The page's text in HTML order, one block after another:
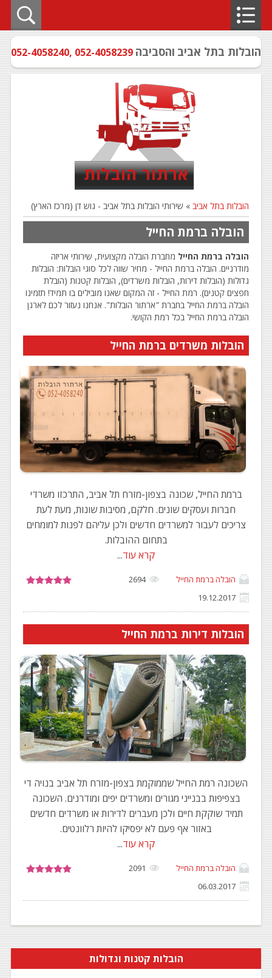
הובלות בתל אביב והסביבה 052-4058239
,
052-4058240
ארתור הובלות
הובלות בתל אביב » שירותי הובלות בתל אביב - גוש דן (מרכז הארץ)
הובלה ברמת החייל
הובלה ברמת החייל מחברת הובלה מקצועית, שירותי אריזה
מודרניים. הובלה ברמת החייל - מחיר שווה לכל סוגי הובלות: הובלות
גדולות (הובלות דירות, הובלות משרדים), הובלות קטנות (הובלת
חפצים קטנים). רמת החייל - זה המקום שאנו מובילים בו תמיד! תזמינו
הובלה ברמת החייל בחברת "ארתור הובלות". אנחנו נעזור לכם לארגן
הובלה ברמת החייל בכל רמת הקושי.
הובלות משרדים ברמת החייל
ברמת החייל, שכונה בצפון-מזרח תל אביב, התרכזו משרדי
חברות ועסקים שונים. חלקם, מסיבות שונות, מעת לעת
צריכים לעבור למשרדים חדשים ולכן עליהם לפנות למומחים
בתחום ההובלות.
קרא עוד...
הובלה ברמת החייל
2694
19.12.2017
הובלות דירות ברמת החייל
השכונה רמת החייל שממוקמת בצפון-מזרח תל אביב בנויה די
בצפיפות בבנייני מגורים ומשרדים יפים ומודרנים. השכונה
תמיד שוקקת חיים ולכן מעברים לדירות או משרדים חדשים
באזור אף פעם לא יפסיקו להיות רלוונטים.
קרא עוד...
הובלה ברמת החייל
2091
06.03.2017
הובלות קטנות וגדולות